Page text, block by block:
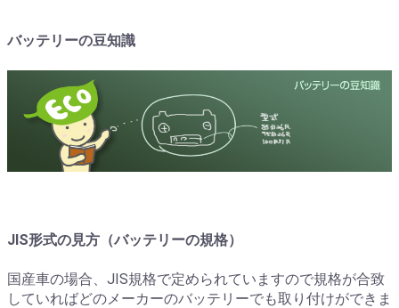
バッテリーの豆知識
JIS形式の見方（バッテリーの規格）
国産車の場合、JIS規格で定められていますので規格が合致
していればどのメーカーのバッテリーでも取り付けができま